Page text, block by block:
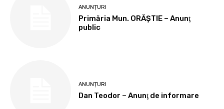
ANUNȚURI
Primăria Mun. ORĂȘTIE – Anunţ
public
ANUNȚURI
Dan Teodor – Anunţ de informare